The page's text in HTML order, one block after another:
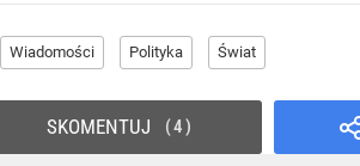
Wiadomości Polityka Świat
SKOMENTUJ 4